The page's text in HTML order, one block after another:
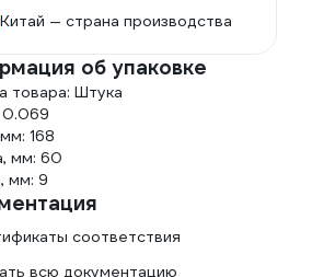
Китай — страна производства
об упаковке
товара: Штука
0.069
168
мм: 60
мм: 9
соответствия
всю документацию